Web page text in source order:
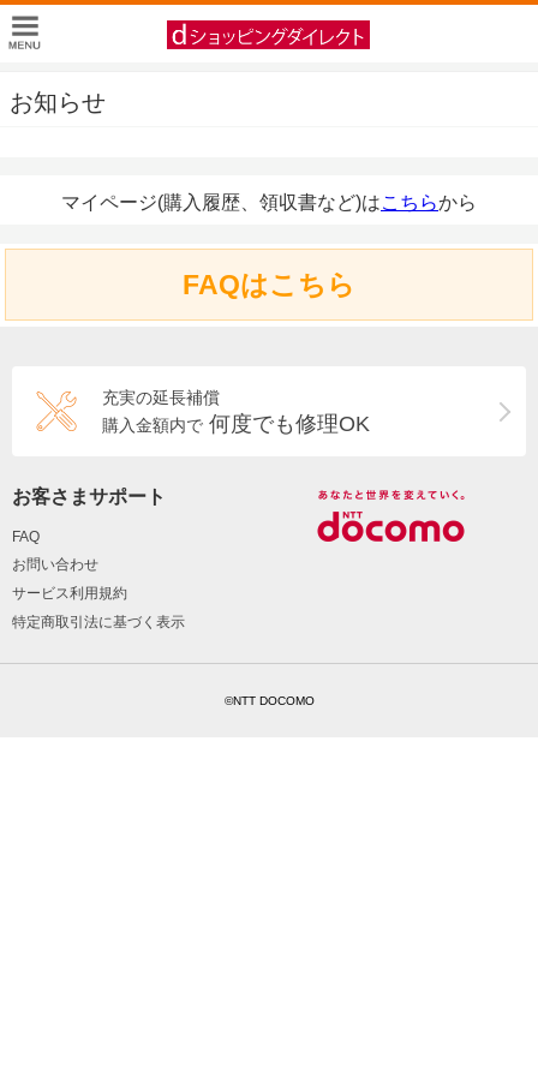
お知らせ
マイページ(購入履歴、領収書など)はこちらから
FAQはこちら
充実の延長補償
購入金額内で 何度でも修理OK
お客さまサポート
FAQ
お問い合わせ
サービス利用規約
特定商取引法に基づく表示
©NTT DOCOMO